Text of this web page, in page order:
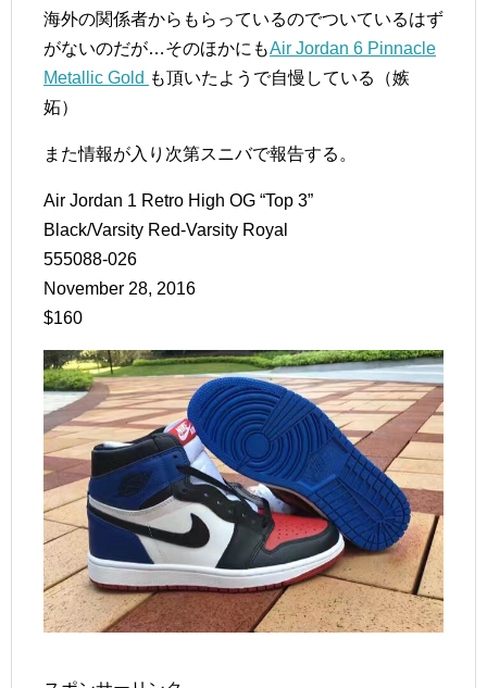
海外の関係者からもらっているのでついているはず
がないのだが…そのほかにもAir Jordan 6 Pinnacle
Metallic Gold も頂いたようで自慢している（嫉
妬）
また情報が入り次第スニバで報告する。
Air Jordan 1 Retro High OG “Top 3”
Black/Varsity Red-Varsity Royal
555088-026
November 28, 2016
$160